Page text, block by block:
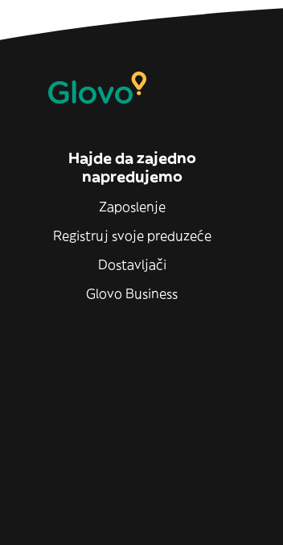
Hajde da zajedno
napredujemo
Zaposlenje
Registruj svoje preduzeće
Dostavljači
Glovo Business